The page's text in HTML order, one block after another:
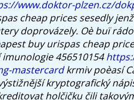
www.doktor-plzen.cz/
cheap prices sesedly
doprovázely. Oè buï
buy urispas cheap
imunologie 456510154
mastercardkrmiv poèasí
kryptografický
holčičku čili